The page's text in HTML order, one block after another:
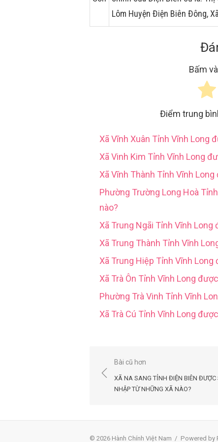
Lôm Huyện Điện Biên Đông,
Bấm
Điểm trung
Xã Vĩnh Xuân Tỉnh Vĩnh Long
Xã Vinh Kim Tỉnh Vĩnh Long
Xã Vĩnh Thành Tỉnh Vĩnh
Phường Trường Long Hoà
nào?
Xã Trung Ngãi Tỉnh Vĩnh
Xã Trung Thành Tỉnh Vĩnh
Xã Trung Hiệp Tỉnh Vĩnh
Xã Trà Ôn Tỉnh Vĩnh Long
Phường Trà Vinh Tỉnh Vĩnh
Xã Trà Cú Tỉnh Vĩnh Long
Điều
hướng
Bài cũ hơn
XÃ NA SANG TỈNH ĐIỆN BIÊN ĐƯỢC
NHẬP TỪ NHỮNG XÃ NÀO?
© 2026 Hành Chính Việt Nam / Powered by